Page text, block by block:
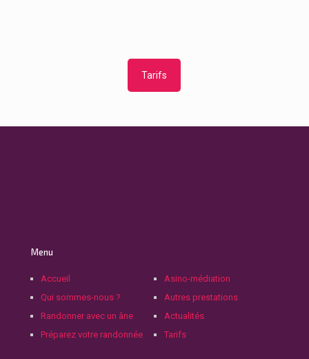
Tarifs
Menu
Accueil
Qui sommes-nous ?
Randonner avec un âne
Préparez votre randonnée
Asino-médiation
Autres prestations
Actualités
Tarifs